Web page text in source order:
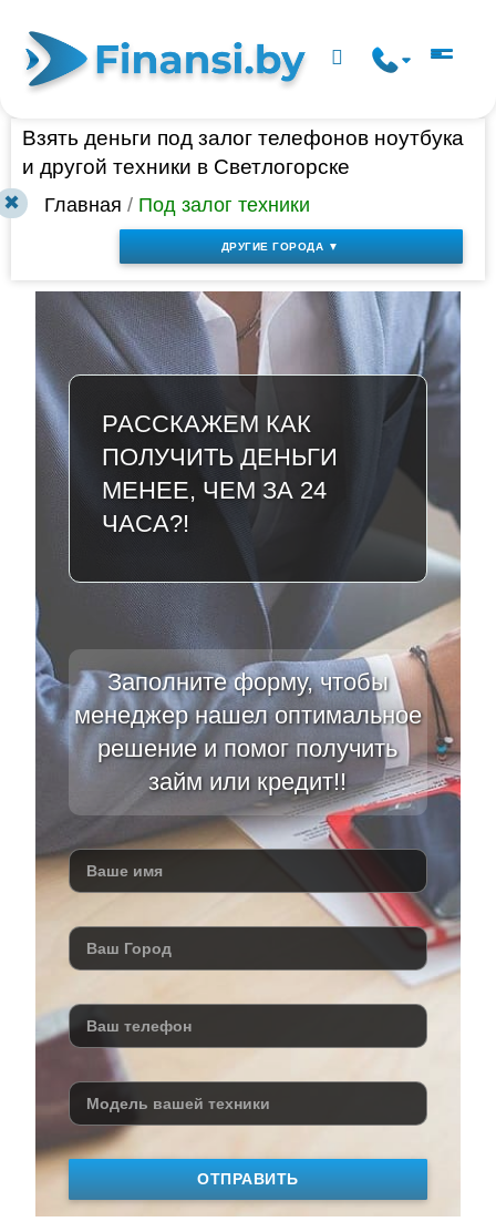
✖
Взять деньги под залог телефонов ноутбука
и другой техники в Светлогорске
Главная / Под залог техники
ДРУГИЕ ГОРОДА ▼
РАССКАЖЕМ КАК
ПОЛУЧИТЬ ДЕНЬГИ
МЕНЕЕ, ЧЕМ ЗА 24
ЧАСА?!
Заполните форму, чтобы
менеджер нашел оптимальное
решение и помог получить
займ или кредит!!
ОТПРАВИТЬ